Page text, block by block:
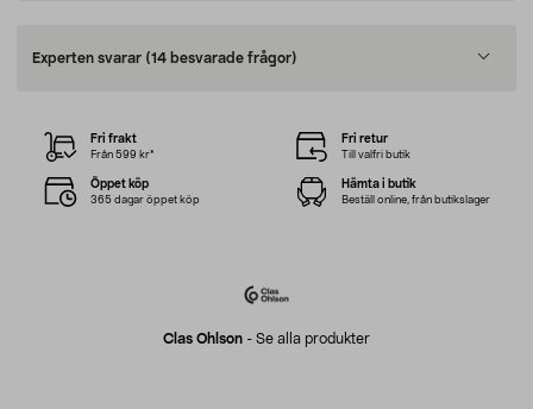
Experten svarar (14 besvarade frågor)
Clas Ohlson - Se alla produkter
Fri frakt
Från 599 kr*
Fri retur
Till valfri butik
Öppet köp
365 dagar öppet köp
Hämta i butik
Beställ online, från butikslager